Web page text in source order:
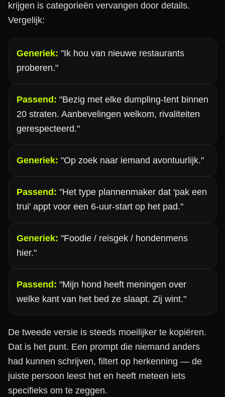
krijgen is categorieën vervangen door details.
Vergelijk:
Generiek: "Ik hou van nieuwe restaurants
proberen."
Passend: "Bezig met elke dumpling-tent binnen
20 straten. Aanbevelingen welkom, rivaliteiten
gerespecteerd."
Generiek: "Op zoek naar iemand avontuurlijk."
Passend: "Het type plannenmaker dat 'pak een
trui' appt voor een 6-uur-start op het pad."
Generiek: "Foodie / reisgek / hondenmens
hier."
Passend: "Mijn hond heeft meningen over
welke kant van het bed ze slaapt. Zij wint."
De tweede versie is steeds moeilijker te kopiëren.
Dat is het punt. Een prompt die niemand anders
had kunnen schrijven, filtert op herkenning — de
juiste persoon leest het en heeft meteen iets
specifieks om te zeggen.